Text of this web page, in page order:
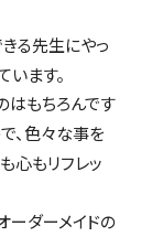
る先生にやっ
います。
はもちろんです
、色々な事を
心もリフレッ
ーダーメイドの